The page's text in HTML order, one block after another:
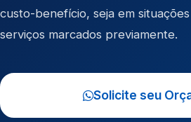
custo-benefício, seja em
serviços marcados previamente.
Solicite seu